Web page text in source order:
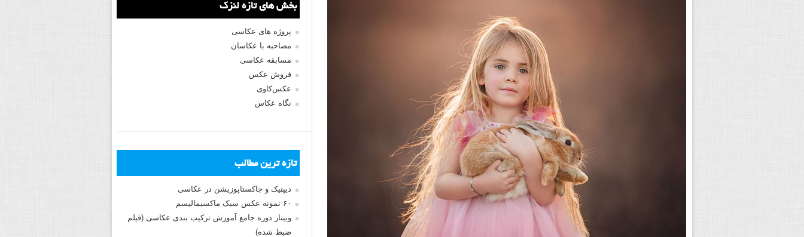
بخش های تازه لنزک
پروژه های عکاسی
مصاحبه با عکاسان
مسابقه عکاسی
فروش عکس
عکس‌کاوی
نگاه عکاس
تازه ترین مطالب
دیپتیک و جاکستا‌پوزیشن در عکاسی
۶۰ نمونه عکس سبک ماکسیمالیسم
وبینار دوره جامع آموزش ترکیب بندی عکاسی (فیلم
ضبط شده)